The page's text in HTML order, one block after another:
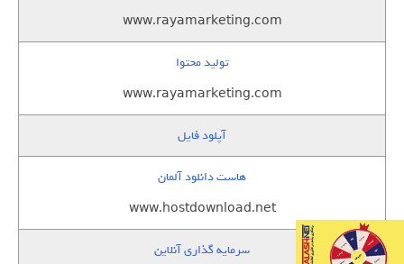
www.rayamarketing.com
تولید محتوا
www.rayamarketing.com
آپلود فایل
هاست دانلود آلمان
www.hostdownload.net
سرمایه گذاری آنلاین